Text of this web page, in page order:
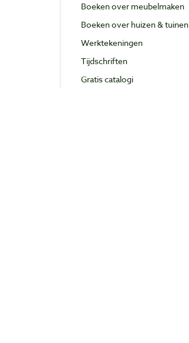
Boeken over meubelmaken
Boeken over huizen & tuinen
Werktekeningen
Tijdschriften
Gratis catalogi